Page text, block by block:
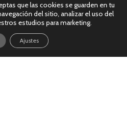
que las cookies se guarden en tu
del sitio, analizar el uso del
estudios para marketing.
Ajustes